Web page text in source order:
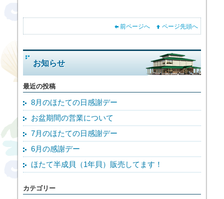
前ページへ ページ先頭へ
お知らせ
最近の投稿
8月のほたての日感謝デー
お盆期間の営業について
7月のほたての日感謝デー
6月の感謝デー
ほたて半成貝（1年貝）販売してます！
カテゴリー